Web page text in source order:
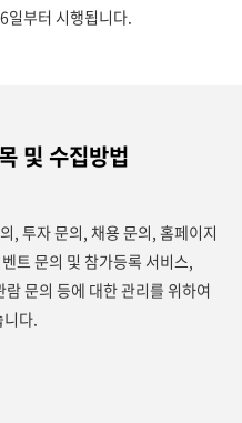
부터 시행됩니다.
및 수집방법
, 투자 문의, 채용 문의, 홈페이지
트 문의 및 참가등록 서비스,
문의 등에 대한 관리를 위하여
다.